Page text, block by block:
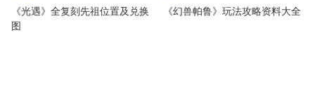
《光遇》全复刻先祖位置及兑换
图
《幻兽帕鲁》玩法攻略资料大全